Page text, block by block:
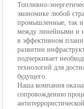
Топливно-
экономике любой
промышленные, так
между линейными и
в эффективном
развитии
подчеркивает
технологий для
будущего.
Наша компания
сопровождению